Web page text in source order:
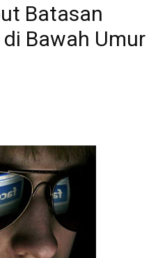
Batasan
Bawah Umur